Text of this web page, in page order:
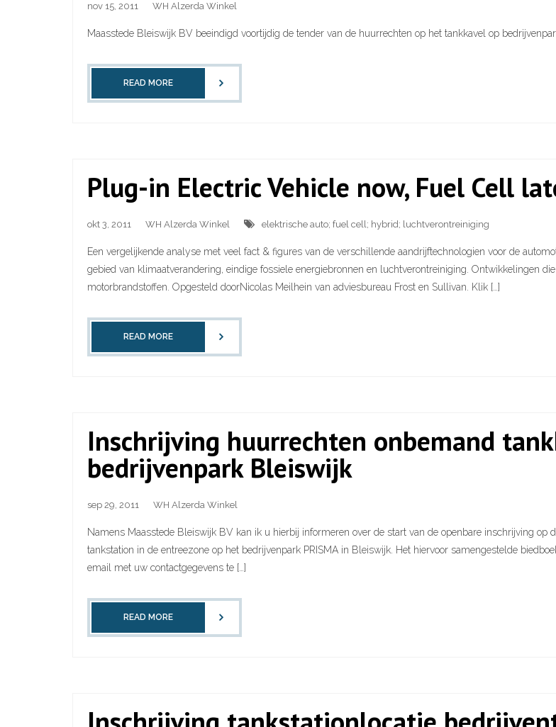
nov 15, 2011 WH Alzerda Winkel
Maasstede Bleiswijk BV beeindigd voortijdig de tender van de huurrechten op het tankkavel op
READ MORE
Plug-in Electric Vehicle now, Fuel Cell
okt 3, 2011 WH Alzerda Winkel elektrische auto; fuel cell; hybrid; luchtverontreiniging
Een vergelijkende analyse met veel fact & figures van de verschillende aandrijftechnologien voor de
gebied van klimaatverandering, eindige fossiele energiebronnen en luchtverontreiniging. Ontwikkelingen
motorbrandstoffen. Opgesteld doorNicolas Meilhein van adviesbureau Frost en Sullivan. Klik […]
READ MORE
Inschrijving huurrechten onbemand
bedrijvenpark Bleiswijk
sep 29, 2011 WH Alzerda Winkel
Namens Maasstede Bleiswijk BV kan ik u hierbij informeren over de start van de openbare inschrijving op
tankstation in de entreezone op het bedrijvenpark PRISMA in Bleiswijk. Het hiervoor samengestelde
email met uw contactgegevens te […]
READ MORE